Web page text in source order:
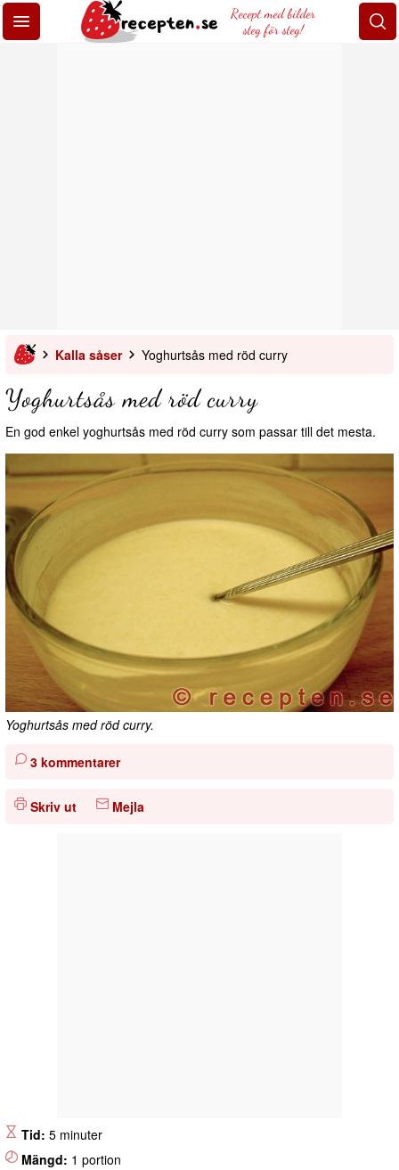
Recept med bilder
steg för steg!
Kalla såser Yoghurtsås med röd curry
Yoghurtsås med röd curry
En god enkel yoghurtsås med röd curry som passar till det mesta.
Yoghurtsås med röd curry.
3 kommentarer
Skriv ut Mejla
Tid: 5 minuter
Mängd: 1 portion